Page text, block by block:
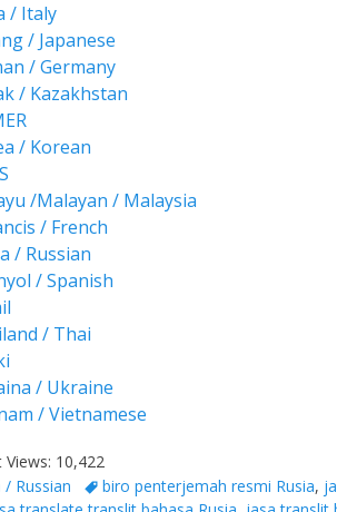
/ Italy
/ Japanese
/ Germany
/ Kazakhstan
/ Korean
/Malayan / Malaysia
/ French
/ Russian
/ Spanish
/ Thai
/ Ukraine
/ Vietnamese
Views: 10,422
/ Russian Tagsbiro penterjemah resmi Rusia,